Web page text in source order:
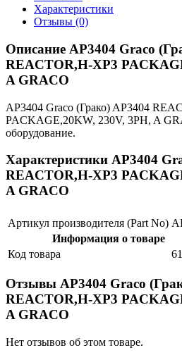
Характеристики
Отзывы (0)
Описание AP3404 Graco
REACTOR,H-XP3
A GRACO
AP3404 Graco (Грако) AP3404
PACKAGE,20KW, 230V, 3PH, A
оборудование.
Характеристики AP3404
REACTOR,H-XP3
A GRACO
Артикул производителя (Part No)
Информация о товаре
Код товара
Отзывы AP3404 Graco
REACTOR,H-XP3
A GRACO
Нет отзывов об этом товаре.